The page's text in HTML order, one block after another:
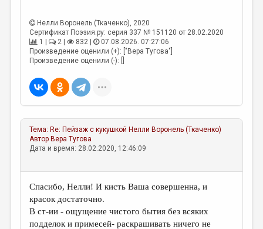
ВКОНТАКТЕ
Нелли Воронель (Ткаченко), 2020
Сертификат Поэзия.ру: серия 337 № 151120 от 28.02.2020
1 |
2 | 832 |
07.08.2026. 07:27:06
Произведение оценили (+): ["Вера Тугова"]
Произведение оценили (-): []
Тема: Re: Пейзаж с кукушкой Нелли Воронель (Ткаченко)
Автор Вера Тугова
Дата и время: 28.02.2020, 12:46:09
Спасибо, Нелли! И кисть Ваша совершенна, и
красок достаточно.
В ст-ии - ощущение чистого бытия без всяких
подделок и примесей- раскрашивать ничего не